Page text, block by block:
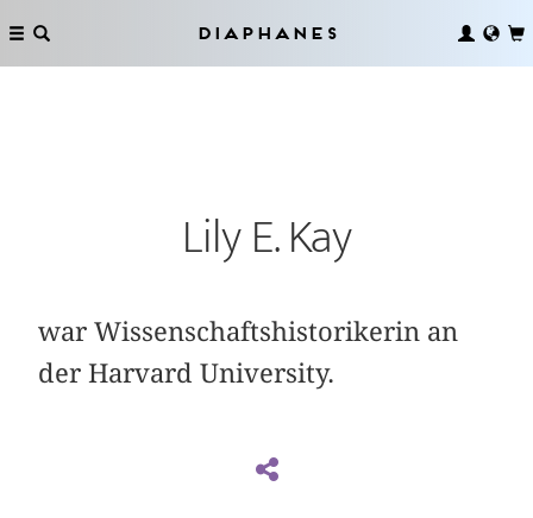
Diaphanes
Lily E. Kay
war Wissenschaftshistorikerin an
der Harvard University.